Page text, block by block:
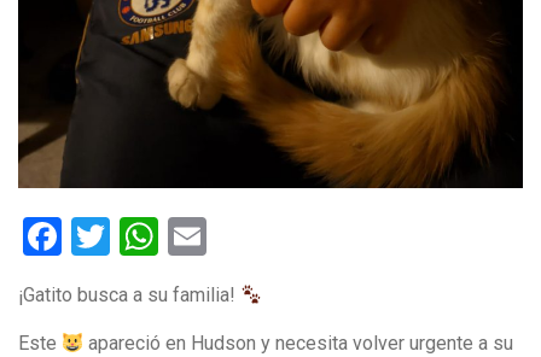
Facebook
TwitterWhatsApp
¡Gatito busca a su familia!
Este
apareció en Hudson y necesita volver urgente a su